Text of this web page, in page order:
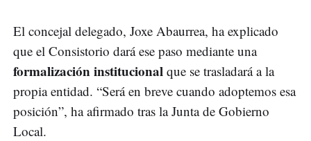
El concejal delegado, Joxe Abaurrea, ha explicado
que el Consistorio dará ese paso mediante una
formalización institucional que se trasladará a la
propia entidad. “Será en breve cuando adoptemos esa
posición”, ha afirmado tras la Junta de Gobierno
Local.